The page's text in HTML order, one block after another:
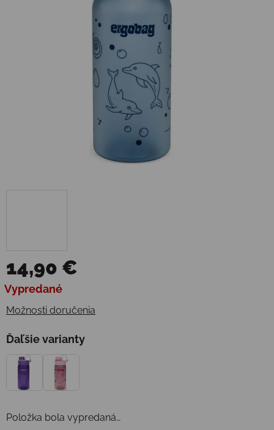
14,90 €
Jednotková cena:
Vypredané
Možnosti doručenia
Ďaľšie varianty
Položka bola vypredaná…